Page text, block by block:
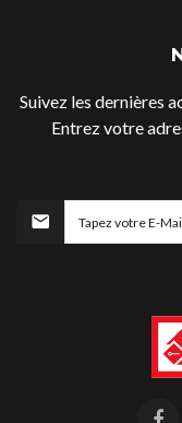
Suivez les dernières
Entrez votre